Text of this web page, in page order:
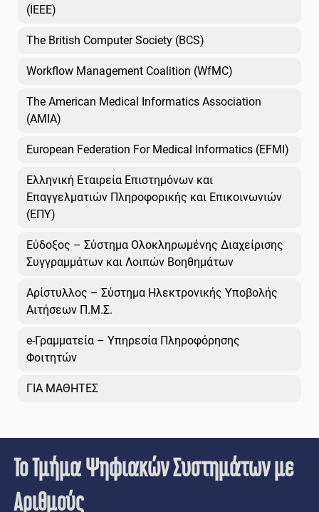
(IEEE)
The British Computer Society (BCS)
Workflow Management Coalition (WfMC)
The American Medical Informatics Association
(AMIA)
European Federation For Medical Informatics (EFMI)
Ελληνική Εταιρεία Επιστημόνων και
Επαγγελματιών Πληροφορικής και Επικοινωνιών
(ΕΠΥ)
Εύδοξος – Σύστημα Ολοκληρωμένης Διαχείρισης
Συγγραμμάτων και Λοιπών Βοηθημάτων
Αρίστυλλος – Σύστημα Ηλεκτρονικής Υποβολής
Αιτήσεων Π.Μ.Σ.
e-Γραμματεία – Υπηρεσία Πληροφόρησης
Φοιτητών
ΓΙΑ ΜΑΘΗΤΕΣ
Το Τμήμα Ψηφιακών Συστημάτων με
Αριθμούς